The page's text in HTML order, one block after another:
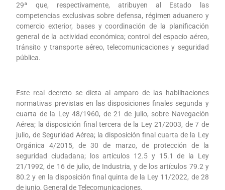
29ª que, respectivamente, atribuyen al Estado las
competencias exclusivas sobre defensa, régimen aduanero y
comercio exterior, bases y coordinación de la planificación
general de la actividad económica; control del espacio aéreo,
tránsito y transporte aéreo, telecomunicaciones y seguridad
pública.
Este real decreto se dicta al amparo de las habilitaciones
normativas previstas en las disposiciones finales segunda y
cuarta de la Ley 48/1960, de 21 de julio, sobre Navegación
Aérea; la disposición final tercera de la Ley 21/2003, de 7 de
julio, de Seguridad Aérea; la disposición final cuarta de la Ley
Orgánica 4/2015, de 30 de marzo, de protección de la
seguridad ciudadana; los artículos 12.5 y 15.1 de la Ley
21/1992, de 16 de julio, de Industria, y de los artículos 79.2 y
80.2 y en la disposición final quinta de la Ley 11/2022, de 28
de junio, General de Telecomunicaciones.